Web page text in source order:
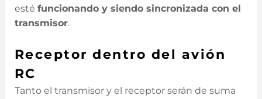
esté funcionando y siendo sincronizada con el
transmisor.
Receptor dentro del avión
RC
Tanto el transmisor y el receptor serán de suma